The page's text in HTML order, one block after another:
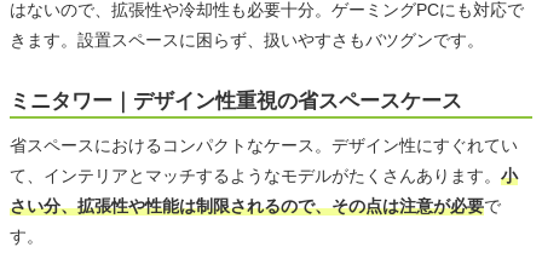
はないので、拡張性や冷却性も必要十分。ゲーミングPCにも対応で
きます。設置スペースに困らず、扱いやすさもバツグンです。
ミニタワー｜デザイン性重視の省スペースケース
省スペースにおけるコンパクトなケース。デザイン性にすぐれてい
て、インテリアとマッチするようなモデルがたくさんあります。 小
さい分、拡張性や性能は制限されるので、その点は注意が必要で
す。